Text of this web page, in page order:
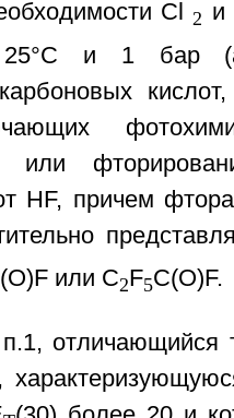
Cl 2 и
и 1 бар
или
HF, причем
или C2F5C(O)F.
отличающийся